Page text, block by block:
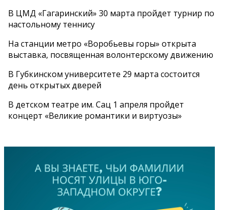
В ЦМД «Гагаринский» 30 марта пройдет турнир по
настольному теннису
На станции метро «Воробьевы горы» открыта
выставка, посвященная волонтерскому движению
В Губкинском университете 29 марта состоится
день открытых дверей
В детском театре им. Сац 1 апреля пройдет
концерт «Великие романтики и виртуозы»